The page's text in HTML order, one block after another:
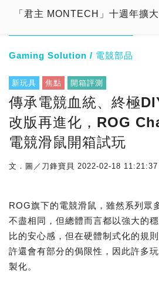
「君主 MONTECH」十週年擴
Gaming Solution / 電競部品
新玩具 焦點 開箱評測
傳承電競血統、終極
改版再進化，ROG
電競滑鼠開箱試玩
文．圖／刀鋒寶貝 2022-02-18 11:21:37
ROG旗下的電競滑鼠，雖然系列眾
不盡相同，但總體而言都以強大的
比的安心感，但在硬體制式化的規
許還會有部分的侷限性，因此許多
製化。